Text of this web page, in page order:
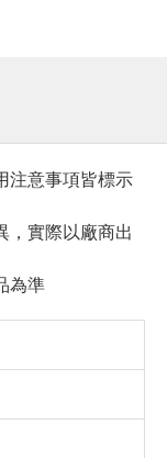
注意事項皆標示
，實際以廠商出
為準